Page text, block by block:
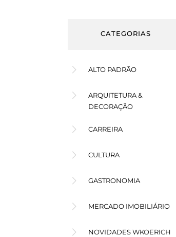
CATEGORIAS
ALTO PADRÃO
ARQUITETURA &
DECORAÇÃO
CARREIRA
CULTURA
GASTRONOMIA
MERCADO IMOBILIÁRIO
NOVIDADES WKOERICH